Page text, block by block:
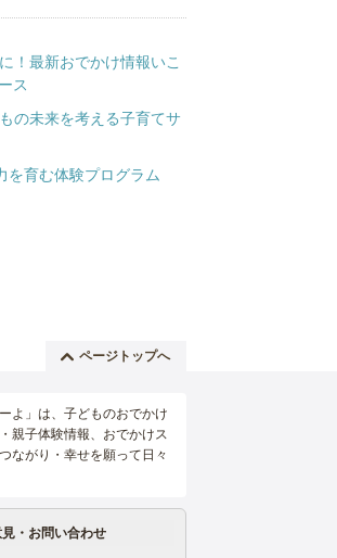
ページトップへ
よ」は、子どものおでかけ
親子体験情報、おでかけス
ながり・幸せを願って日々
・お問い合わせ